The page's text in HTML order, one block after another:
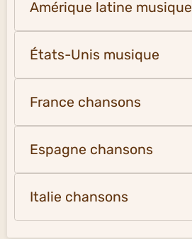
Amérique latine musique
États-Unis musique
France chansons
Espagne chansons
Italie chansons